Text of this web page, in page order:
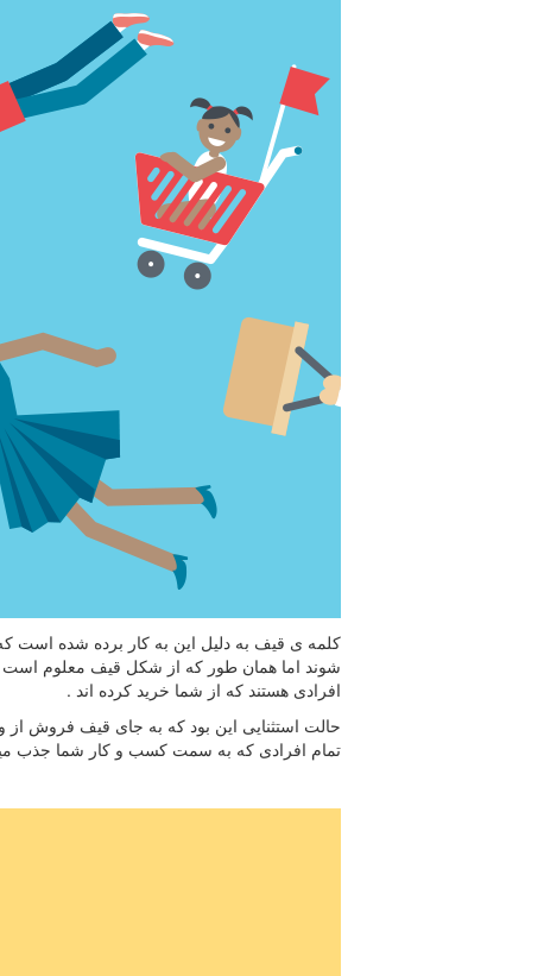
کلمه ی قیف به دلیل این به کار برده شده است
شوند اما همان طور که از شکل قیف معلوم
افرادی هستند که از شما خرید کرده اند .
حالت استثنایی این بود که به جای قیف فروش از
تمام افرادی که به سمت کسب و کار شما جذب